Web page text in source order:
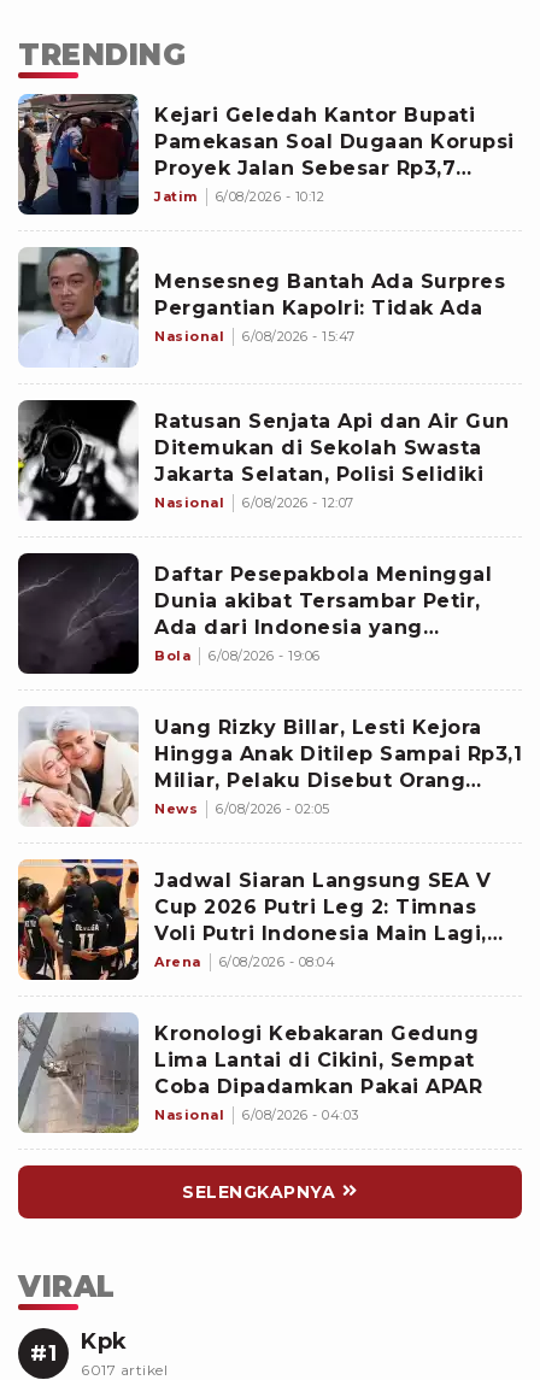
TRENDING
Kejari Geledah Kantor Bupati
Pamekasan Soal Dugaan Korupsi
Proyek Jalan Sebesar Rp3,7
Milliar
Jatim 6/08/2026 - 10:12
Mensesneg Bantah Ada Surpres
Pergantian Kapolri: Tidak Ada
Nasional 6/08/2026 - 15:47
Ratusan Senjata Api dan Air Gun
Ditemukan di Sekolah Swasta
Jakarta Selatan, Polisi Selidiki
Nasional 6/08/2026 - 12:07
Daftar Pesepakbola Meninggal
Dunia akibat Tersambar Petir,
Ada dari Indonesia yang
Namanya sudah Tersohor
Bola 6/08/2026 - 19:06
Uang Rizky Billar, Lesti Kejora
Hingga Anak Ditilep Sampai Rp3,1
Miliar, Pelaku Disebut Orang
Terdekat
News 6/08/2026 - 02:05
Jadwal Siaran Langsung SEA V
Cup 2026 Putri Leg 2: Timnas
Voli Putri Indonesia Main Lagi,
Langsung Hadapi Vietnam
Arena 6/08/2026 - 08:04
Kronologi Kebakaran Gedung
Lima Lantai di Cikini, Sempat
Coba Dipadamkan Pakai APAR
Nasional 6/08/2026 - 04:03
SELENGKAPNYA
VIRAL
#1 Kpk
6017 artikel